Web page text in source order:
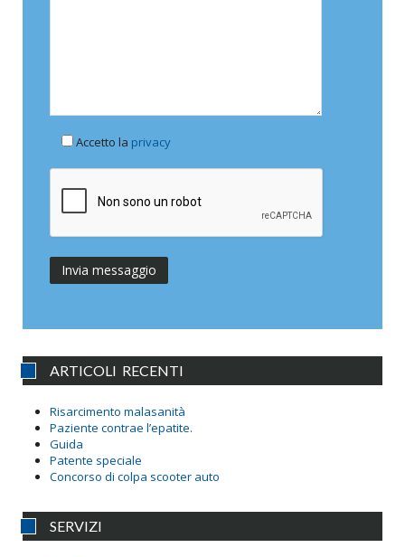
Accetto la privacy
ARTICOLI RECENTI
Risarcimento malasanità
Paziente contrae l’epatite.
Guida
Patente speciale
Concorso di colpa scooter auto
SERVIZI